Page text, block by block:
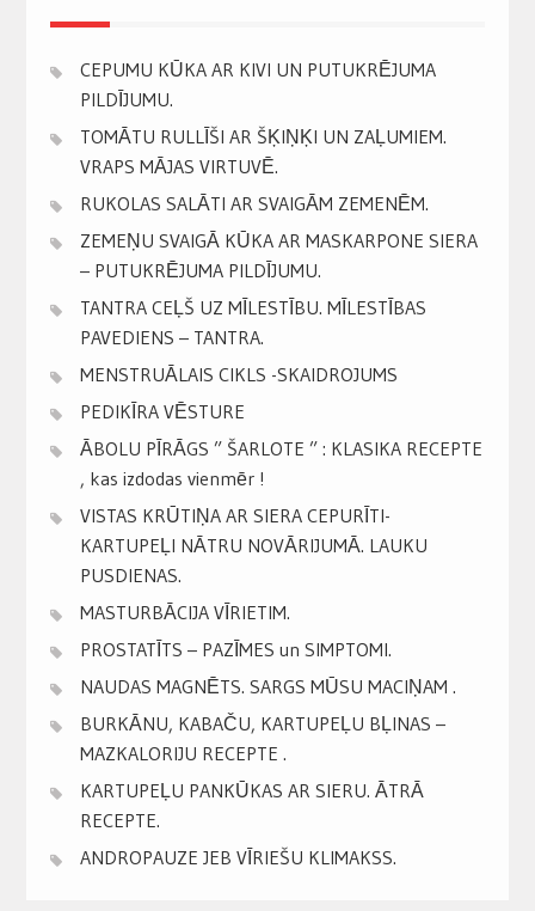
CEPUMU KŪKA AR KIVI UN PUTUKRĒJUMA
PILDĪJUMU.
TOMĀTU RULLĪŠI AR ŠĶIŅĶI UN ZAĻUMIEM.
VRAPS MĀJAS VIRTUVĒ.
RUKOLAS SALĀTI AR SVAIGĀM ZEMENĒM.
ZEMEŅU SVAIGĀ KŪKA AR MASKARPONE SIERA
– PUTUKRĒJUMA PILDĪJUMU.
TANTRA CEĻŠ UZ MĪLESTĪBU. MĪLESTĪBAS
PAVEDIENS – TANTRA.
MENSTRUĀLAIS CIKLS -SKAIDROJUMS
PEDIKĪRA VĒSTURE
ĀBOLU PĪRĀGS ” ŠARLOTE ” : KLASIKA RECEPTE
, kas izdodas vienmēr !
VISTAS KRŪTIŅA AR SIERA CEPURĪTI-
KARTUPEĻI NĀTRU NOVĀRIJUMĀ. LAUKU
PUSDIENAS.
MASTURBĀCIJA VĪRIETIM.
PROSTATĪTS – PAZĪMES un SIMPTOMI.
NAUDAS MAGNĒTS. SARGS MŪSU MACIŅAM .
BURKĀNU, KABAČU, KARTUPEĻU BĻINAS –
MAZKALORIJU RECEPTE .
KARTUPEĻU PANKŪKAS AR SIERU. ĀTRĀ
RECEPTE.
ANDROPAUZE JEB VĪRIEŠU KLIMAKSS.